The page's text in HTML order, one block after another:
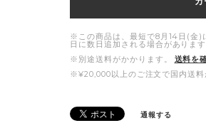
※この商品は、最短で8月14日(金)
日に数日追加される場合があります
※別途送料がかかります。
送料を
※¥20,000以上のご注文で国内送料
通報する